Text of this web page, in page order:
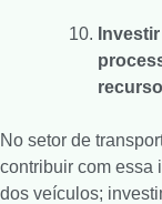
No setor de
contribuir com essa
dos veículos;